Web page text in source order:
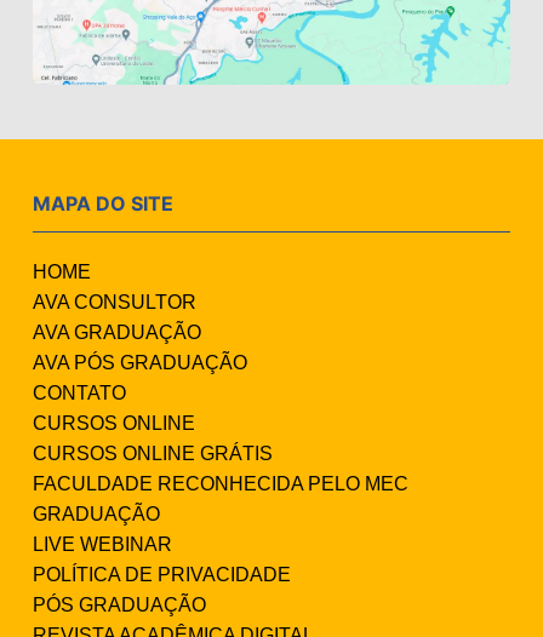
MAPA DO SITE
HOME
AVA CONSULTOR
AVA GRADUAÇÃO
AVA PÓS GRADUAÇÃO
CONTATO
CURSOS ONLINE
CURSOS ONLINE GRÁTIS
FACULDADE RECONHECIDA PELO MEC
GRADUAÇÃO
LIVE WEBINAR
POLÍTICA DE PRIVACIDADE
PÓS GRADUAÇÃO